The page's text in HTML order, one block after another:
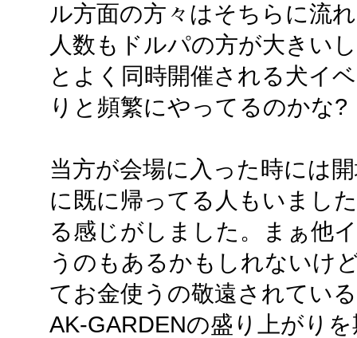
ル方面の方々はそちらに流
人数もドルパの方が大きい
とよく同時開催される犬イ
りと頻繁にやってるのかな?
当方が会場に入った時には
に既に帰ってる人もいまし
る感じがしました。まぁ他
うのもあるかもしれないけ
てお金使うの敬遠されてい
AK-GARDENの盛り上がり